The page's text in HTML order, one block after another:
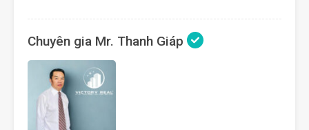
Chuyên gia Mr. Thanh Giáp